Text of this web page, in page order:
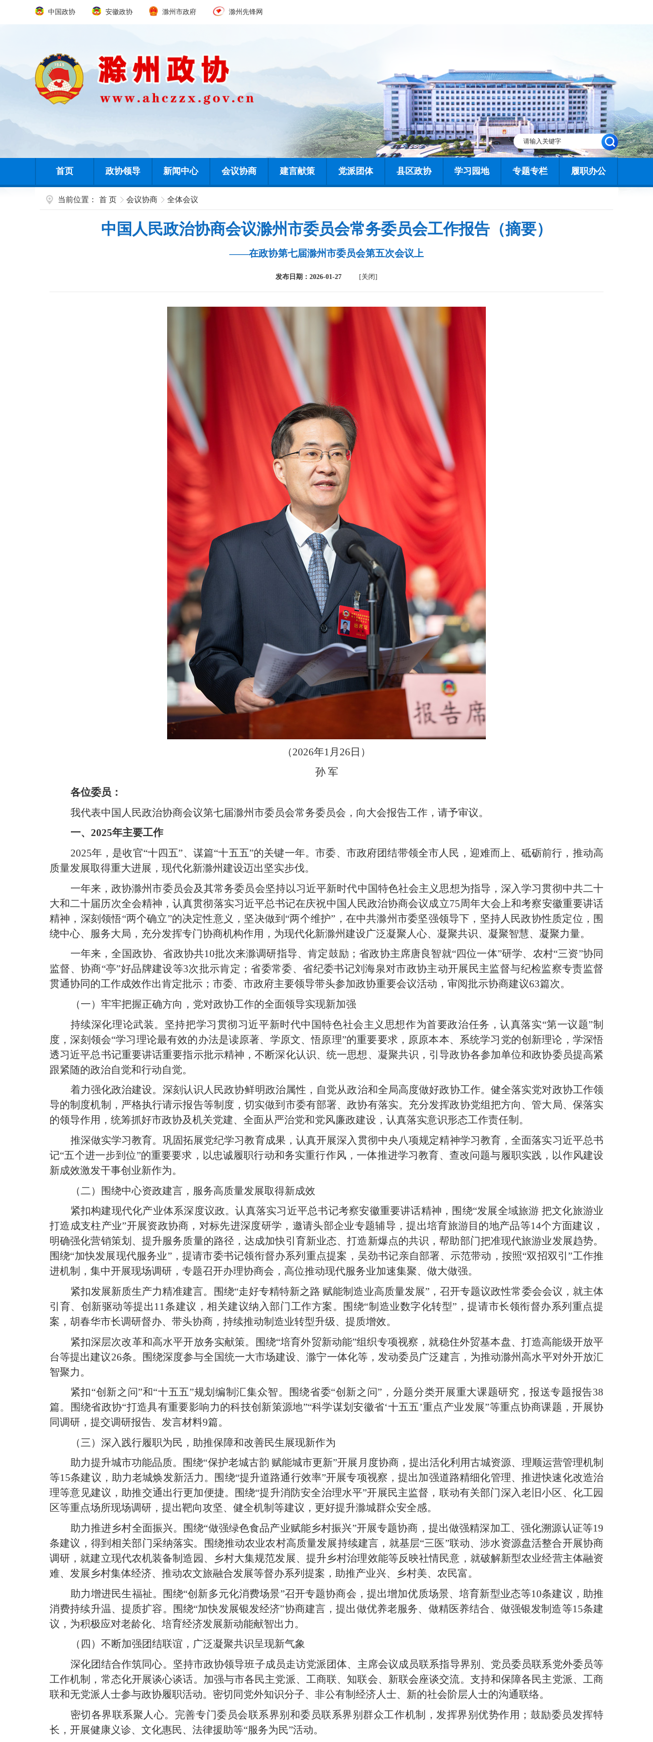
中国政协 安徽政协 滁州市政府 滁州先锋网
首页 政协领导 新闻中心 会议协商 建言献策 党派团体 县区政协 学习园地 专题专栏 履职办公
当前位置： 首 页 会议协商 全体会议
中国人民政治协商会议滁州市委员会常务委员会工作报告（摘要）
——在政协第七届滁州市委员会第五次会议上
发布日期：2026-01-27 [关闭]
（2026年1月26日）
孙 军
各位委员：
我代表中国人民政治协商会议第七届滁州市委员会常务委员会，向大会报告工作，请予审议。
一、2025年主要工作
2025年，是收官“十四五”、谋篇“十五五”的关键一年。市委、市政府团结带领全市人民，迎难而上、砥砺前行，推动高
质量发展取得重大进展，现代化新滁州建设迈出坚实步伐。
一年来，政协滁州市委员会及其常务委员会坚持以习近平新时代中国特色社会主义思想为指导，深入学习贯彻中共二十
大和二十届历次全会精神，认真贯彻落实习近平总书记在庆祝中国人民政治协商会议成立75周年大会上和考察安徽重要讲话
精神，深刻领悟“两个确立”的决定性意义，坚决做到“两个维护”，在中共滁州市委坚强领导下， 坚持人民政协性质定位，围
绕中心、服务大局，充分发挥专门协商机构作用，为现代化新滁州建设广泛凝聚人心、凝聚共识、凝聚智慧、凝聚力量。
一年来，全国政协、省政协共10批次来滁调研指导、肯定鼓励；省政协主席唐良智就“四位一体”研学、农村“三资”协同
监督、协商“亭”好品牌建设等3次批示肯定；省委常委、省纪委书记刘海泉对市政协主动开展民主监督与纪检监察专责监督
贯通协同的工作成效作出肯定批示；市委、市政府主要领导带头参加政协重要会议活动，审阅批示协商建议63篇次。
（一）牢牢把握正确方向，党对政协工作的全面领导实现新加强
持续深化理论武装。坚持把学习贯彻习近平新时代中国特色社会主义思想作为首要政治任务，认真落实“第一议题”制
度，深刻领会“学习理论最有效的办法是读原著、学原文、悟原理”的重要要求，原原本本、系统学习党的创新理论，学深悟
透习近平总书记重要讲话重要指示批示精神，不断深化认识、统一思想、凝聚共识，引导政协各参加单位和政协委员提高紧
跟紧随的政治自觉和行动自觉。
着力强化政治建设。深刻认识人民政协鲜明政治属性，自觉从政治和全局高度做好政协工作。健全落实党对政协工作领
导的制度机制，严格执行请示报告等制度，切实做到市委有部署、政协有落实。充分发挥政协党组把方向、管大局、保落实
的领导作用，统筹抓好市政协及机关党建、全面从严治党和党风廉政建设，认真落实意识形态工作责任制。
推深做实学习教育。巩固拓展党纪学习教育成果，认真开展深入贯彻中央八项规定精神学习教育，全面落实习近平总书
记“五个进一步到位”的重要要求，以忠诚履职行动和务实重行作风，一体推进学习教育、查改问题与履职实践，以作风建设
新成效激发干事创业新作为。
（二）围绕中心资政建言，服务高质量发展取得新成效
紧扣构建现代化产业体系深度议政。认真落实习近平总书记考察安徽重要讲话精神，围绕“发展全域旅游 把文化旅游业
打造成支柱产业”开展资政协商，对标先进深度研学，邀请头部企业专题辅导，提出培育旅游目的地产品等14个方面建议，
明确强化营销策划、提升服务质量的路径，达成加快引育新业态、打造新爆点的共识，帮助部门把准现代旅游业发展趋势。
围绕“加快发展现代服务业”，提请市委书记领衔督办系列重点提案，吴劲书记亲自部署、示范带动，按照“双招双引”工作推
进机制，集中开展现场调研，专题召开办理协商会，高位推动现代服务业加速集聚、做大做强。
紧扣发展新质生产力精准建言。围绕“走好专精特新之路 赋能制造业高质量发展”，召开专题议政性常委会会议，就主体
引育、创新驱动等提出11条建议，相关建议纳入部门工作方案。围绕“制造业数字化转型”，提请市长领衔督办系列重点提
案，胡春华市长调研督办、带头协商，持续推动制造业转型升级、提质增效。
紧扣深层次改革和高水平开放务实献策。围绕“培育外贸新动能”组织专项视察，就稳住外贸基本盘、打造高能级开放平
台等提出建议26条。围绕深度参与全国统一大市场建设、滁宁一体化等，发动委员广泛建言，为推动滁州高水平对外开放汇
智聚力。
紧扣“创新之问”和“十五五”规划编制汇集众智。围绕省委“创新之问”，分题分类开展重大课题研究，报送专题报告38
篇。围绕省政协“打造具有重要影响力的科技创新策源地”“科学谋划安徽省‘十五五’重点产业发展”等重点协商课题，开展协
同调研，提交调研报告、发言材料9篇。
（三）深入践行履职为民，助推保障和改善民生展现新作为
助力提升城市功能品质。围绕“保护老城古韵 赋能城市更新”开展月度协商，提出活化利用古城资源、理顺运营管理机制
等15条建议，助力老城焕发新活力。围绕“提升道路通行效率”开展专项视察，提出加强道路精细化管理、推进快速化改造治
理等意见建议，助推交通出行更加便捷。围绕“提升消防安全治理水平”开展民主监督，联动有关部门深入老旧小区、化工园
区等重点场所现场调研，提出靶向攻坚、健全机制等建议，更好提升滁城群众安全感。
助力推进乡村全面振兴。围绕“做强绿色食品产业赋能乡村振兴”开展专题协商，提出做强精深加工、强化溯源认证等19
条建议，得到相关部门采纳落实。围绕推动农业农村高质量发展持续建言，就基层“三医”联动、涉水资源盘活整合开展协商
调研，就建立现代农机装备制造园、乡村大集规范发展、提升乡村治理效能等反映社情民意，就破解新型农业经营主体融资
难、发展乡村集体经济、推动农文旅融合发展等督办系列提案，助推产业兴、乡村美、农民富。
助力增进民生福祉。围绕“创新多元化消费场景”召开专题协商会，提出增加优质场景、培育新型业态等10条建议，助推
消费持续升温、提质扩容。围绕“加快发展银发经济”协商建言，提出做优养老服务、做精医养结合、做强银发制造等15条建
议，为积极应对老龄化、培育经济发展新动能献智出力。
（四）不断加强团结联谊，广泛凝聚共识呈现新气象
深化团结合作筑同心。坚持市政协领导班子成员走访党派团体、主席会议成员联系指导界别、党员委员联系党外委员等
工作机制，常态化开展谈心谈话。加强与市各民主党派、工商联、知联会、新联会座谈交流。支持和保障各民主党派、工商
联和无党派人士参与政协履职活动。密切同党外知识分子、非公有制经济人士、新的社会阶层人士的沟通联络。
密切各界联系聚人心。完善专门委员会联系界别和委员联系界别群众工作机制，发挥界别优势作用；鼓励委员发挥特
长，开展健康义诊、文化惠民、法律援助等“服务为民”活动。